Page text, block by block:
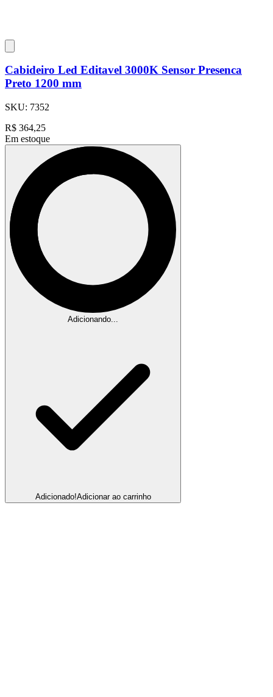
Cabideiro Led Editavel 3000K Sensor Presenca
Preto 1200 mm
SKU: 7352
R$ 364,25
Em estoque
Adicionando...
Adicionado!Adicionar ao carrinho